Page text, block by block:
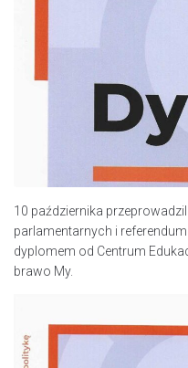
10 października
parlamentarnych i
dyplomem od Centrum
brawo My.